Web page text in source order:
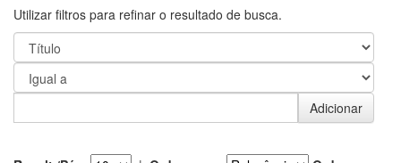
Utilizar filtros para refinar o resultado de busca.